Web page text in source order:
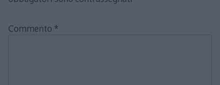
Commento *